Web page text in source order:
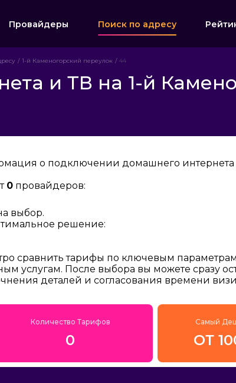
Провайдеры Поиск по адресу
1-й Каменогорский переулок 44
и ТВ на 1-й
о подключении домашнего интернета
0 провайдеров:
выбор.
решение:
сравнить тарифы по ключевым
услугам. После выбора вы можете сразу
деталей и согласования времени
Количество Тарифов
0
Самый
ОТ